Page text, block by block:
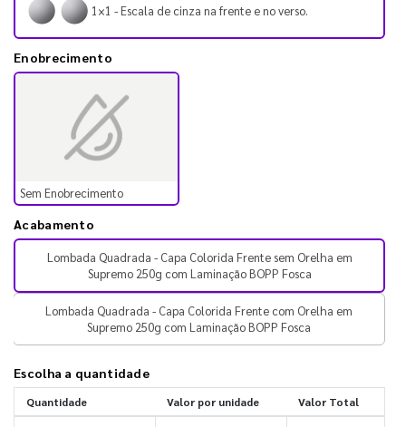
1×1 - Escala de cinza na frente e no verso.
Enobrecimento
Sem Enobrecimento
Acabamento
Lombada Quadrada - Capa Colorida Frente sem Orelha em
Supremo 250g com Laminação BOPP Fosca
Lombada Quadrada - Capa Colorida Frente com Orelha em
Supremo 250g com Laminação BOPP Fosca
Escolha a quantidade
Quantidade Valor por unidade Valor Total